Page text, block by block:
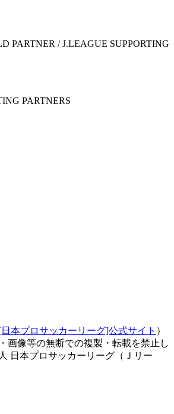
PARTNER / J.LEAGUE SUPPORTING
PARTNERS
日本プロサッカーリーグ]公式サイト ）
画像等の無断での複製・転載を禁止し
日本プロサッカーリーグ（Ｊリー